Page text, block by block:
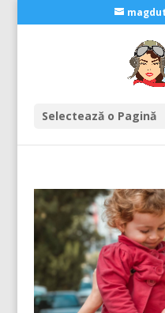
Selectează o Pagină